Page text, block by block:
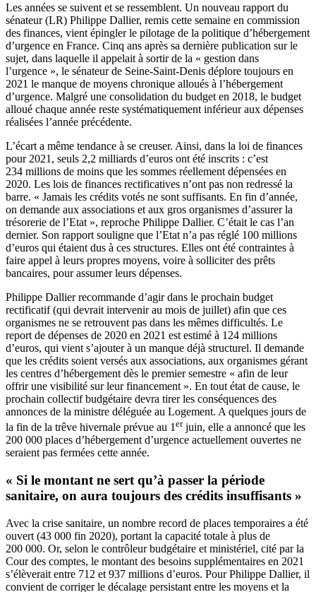
Les années se suivent et se ressemblent. Un nouveau rapport du
sénateur (LR) Philippe Dallier, remis cette semaine en commission
des finances, vient épingler le pilotage de la politique d’hébergement
d’urgence en France. Cinq ans après sa dernière publication sur le
sujet, dans laquelle il appelait à sortir de la « gestion dans
l’urgence », le sénateur de Seine-Saint-Denis déplore toujours en
2021 le manque de moyens chronique alloués à l’hébergement
d’urgence. Malgré une consolidation du budget en 2018, le budget
alloué chaque année reste systématiquement inférieur aux dépenses
réalisées l’année précédente.
L’écart a même tendance à se creuser. Ainsi, dans la loi de finances
pour 2021, seuls 2,2 milliards d’euros ont été inscrits : c’est
234 millions de moins que les sommes réellement dépensées en
2020. Les lois de finances rectificatives n’ont pas non redressé la
barre. « Jamais les crédits votés ne sont suffisants. En fin d’année,
on demande aux associations et aux gros organismes d’assurer la
trésorerie de l’Etat », reproche Philippe Dallier. C’était le cas l’an
dernier. Son rapport souligne que l’Etat n’a pas réglé 100 millions
d’euros qui étaient dus à ces structures. Elles ont été contraintes à
faire appel à leurs propres moyens, voire à solliciter des prêts
bancaires, pour assumer leurs dépenses.
Philippe Dallier recommande d’agir dans le prochain budget
rectificatif (qui devrait intervenirau mois de juillet) afin que ces
organismes ne se retrouvent pas dans les mêmes difficultés. Le
report de dépenses de 2020 en 2021 est estimé à 124 millions
d’euros, qui vient s’ajouter à un manque déjà structurel. Il demande
que les crédits soient versés aux associations, aux organismes gérant
les centres d’hébergement dès le premier semestre « afin de leur
offrir une visibilité sur leur financement ». En tout état de cause, le
prochain collectif budgétaire devra tirer les conséquences des
annonces de la ministre déléguée au Logement. A quelques jours de
la fin de la trêve hivernale prévue au 1 erjuin, elle a annoncé que les
200 000 places d’hébergement d’urgence actuellement ouvertes ne
seraient pas fermées cette année.
« Si le montant ne sert qu’à passer la période
sanitaire, on aura toujours des crédits insuffisants »
Avec la crise sanitaire, un nombre record de places temporaires a été
ouvert (43 000 fin 2020), portant la capacité totale à plus de
200 000. Or, selon le contrôleur budgétaire et ministériel, cité par la
Cour des comptes, le montant des besoins supplémentaires en 2021
s’élèverait entre 712 et 937 millions d’euros. Pour Philippe Dallier, il
convient de corriger le décalage persistant entre les moyens et la